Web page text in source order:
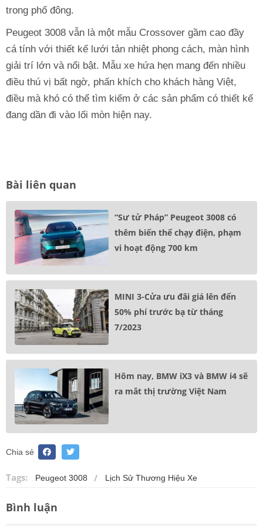
trong phố đông.
Peugeot 3008 vẫn là một mẫu Crossover gầm cao đầy
cá tính với thiết kế lưới tản nhiệt phong cách, màn hình
giải trí lớn và nổi bật. Mẫu xe hứa hẹn mang đến nhiều
điều thú vị bất ngờ, phấn khích cho khách hàng Việt,
điều mà khó có thể tìm kiếm ở các sản phẩm có thiết kế
đang dần đi vào lối mòn hiện nay.
Bài liên quan
“Sư tử Pháp” Peugeot 3008 có
thêm biến thể chạy điện, phạm
vi hoạt động 700 km
MINI 3-Cửa ưu đãi giá lên đến
50% phí trước bạ từ tháng
7/2023
Hôm nay, BMW iX3 và BMW i4 sẽ
ra mắt thị trường Việt Nam
Chia sẻ
Tags: Peugeot 3008 Lịch Sử Thương Hiệu Xe
Bình luận